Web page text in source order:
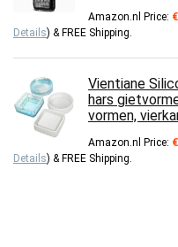
Amazon.nl Price: €
Details) & FREE Shipping.
Vientiane
hars
vormen,
Amazon.nl Price: €
Details) & FREE Shipping.